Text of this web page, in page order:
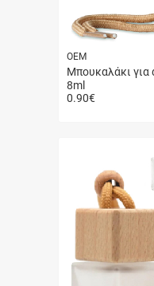
ΟΕΜ
Μπουκαλάκι για
8ml
0.90€